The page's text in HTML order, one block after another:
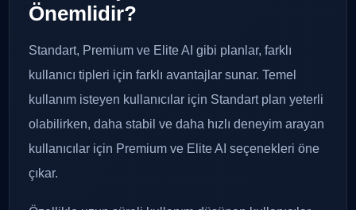
Önemlidir?
Standart, Premium ve Elite AI gibi planlar, farklı
kullanıcı tipleri için farklı avantajlar sunar. Temel
kullanım isteyen kullanıcılar için Standart plan yeterli
olabilirken, daha stabil ve daha hızlı deneyim arayan
kullanıcılar için Premium ve Elite AI seçenekleri öne
çıkar.